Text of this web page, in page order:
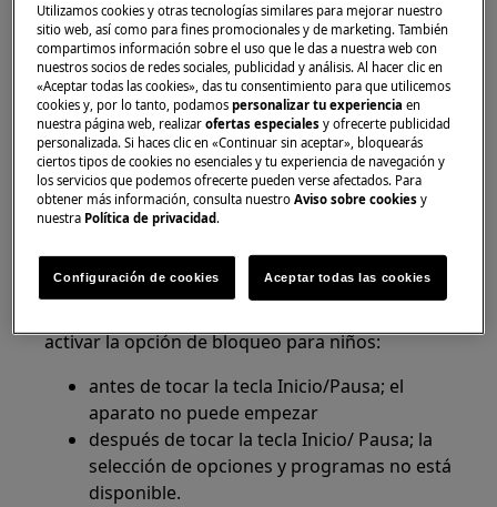
El bloqueo de seguridad para niños se puede
ajustar para evitar que los niños jueguen con el
aparato.
La opción de bloqueo para niños bloquea todas
las teclas táctiles y el selector de programas
activar la opción de bloqueo para niños:
antes de tocar la tecla Inicio/Pausa; el
aparato no puede empezar
después de tocar la tecla Inicio/ Pausa; la
selección de opciones y programas no está
disponible.
Utilizamos cookies y otras tecnologías similares para mejorar nuestro
sitio web, así como para fines promocionales y de marketing. También
compartimos información sobre el uso que le das a nuestra web con
nuestros socios de redes sociales, publicidad y análisis. Al hacer clic en
«Aceptar todas las cookies», das tu consentimiento para que utilicemos
cookies y, por lo tanto, podamospersonalizar tu experienciaen
nuestra página web, realizarofertas especiales y ofrecerte publicidad
personalizada. Si haces clic en «Continuar sin aceptar», bloquearás
ciertos tipos de cookies no esenciales y tu experiencia de navegación y
los servicios que podemos ofrecerte pueden verse afectados. Para
obtener más información, consulta nuestroAviso sobre cookies y
nuestra Política de privacidad .
Configuración de cookies Aceptar todas las cookies